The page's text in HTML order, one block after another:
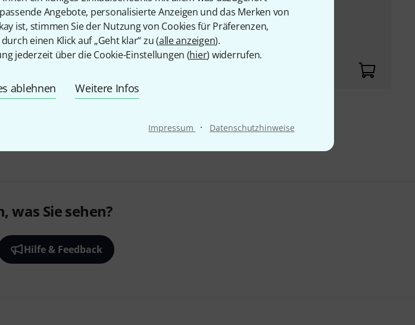
Angebote, personalisierte Anzeigen und das Merken von
ist, stimmen Sie der Nutzung von Cookies für Präferenzen,
einen Klick auf „Geht klar“ zu (alle anzeigen).
jederzeit über die Cookie-Einstellungen (hier) widerrufen.
ablehnen Weitere Infos
Impressum · Datenschutzhinweise
Stärke: Medium
Saitenstärken: .025", .045", .065", .085", .105", .135"
Long Scale (34")
was Sie sehen?
Hilfe & Feedback